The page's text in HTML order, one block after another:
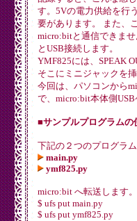
す。5Vの電力供給を行
要があります。 また、
micro:bitと通信できま
とUSB接続します。
YMF825には、SPEAK
そこにミニジャックを
今回は、パソコンから
で、micro:bit本体側USB
■サンプルプログラムの
下記の２つのプログラ
main.py
ymf825.py
micro:bit へ転送します。
$ ufs put main.py
$ ufs put ymf825.py